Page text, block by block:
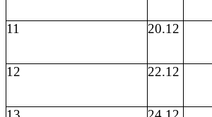
11
20.12
12
22.12